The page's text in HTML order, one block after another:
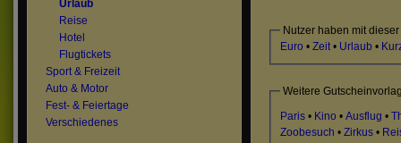
Nutzer haben mit
Euro • Zeit• Urlaub •
Weitere
Paris • Kino • Ausflug •
Zoobesuch • Zirkus •
Urlaub
Reise
Hotel
Flugtickets
Sport & Freizeit
Auto & Motor
Fest- & Feiertage
Verschiedenes